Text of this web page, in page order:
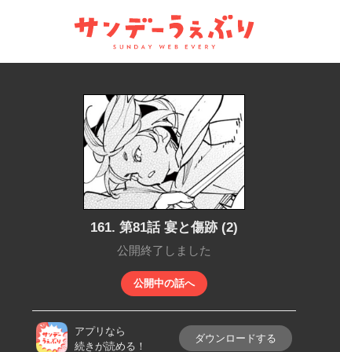
サンデーうぇぶり
161. 第81話 宴と傷跡 (2)
公開終了しました
公開中の話へ
アプリなら
続きが読める！
ダウンロードする